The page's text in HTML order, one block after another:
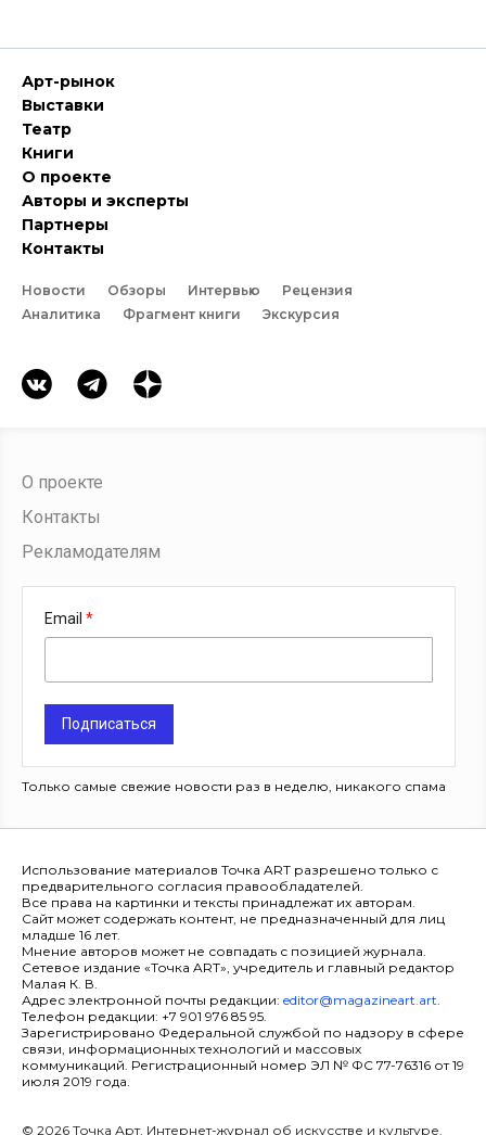
Арт-рынок
Выставки
Театр
Книги
О проекте
Авторы и эксперты
Партнеры
Контакты
Новости Обзоры Интервью
Рецензия
Аналитика
Фрагмент книги Экскурсия
О проекте
Контакты
Рекламодателям
Email
Подписаться
Только самые свежие новости раз в неделю, никакого спама
Использование материалов Точка ART разрешено только с
предварительного согласия правообладателей.
Все права на картинки и тексты принадлежат их авторам.
Сайт может содержать контент, не предназначенный для лиц
младше 16 лет.
Мнение авторов может не совпадать с позицией журнала.
Сетевое издание «Точка ART», учредитель и главный редактор
Малая К. В.
Адрес электронной почты редакции: editor@magazineart.art.
Телефон редакции: +7 901 976 85 95.
Зарегистрировано Федеральной службой по надзору в сфере
связи, информационных технологий и массовых
коммуникаций. Регистрационный номер ЭЛ № ФС 77-76316 от 19
июля 2019 года.
© 2026 Точка Арт. Интернет-журнал об искусстве и культуре.